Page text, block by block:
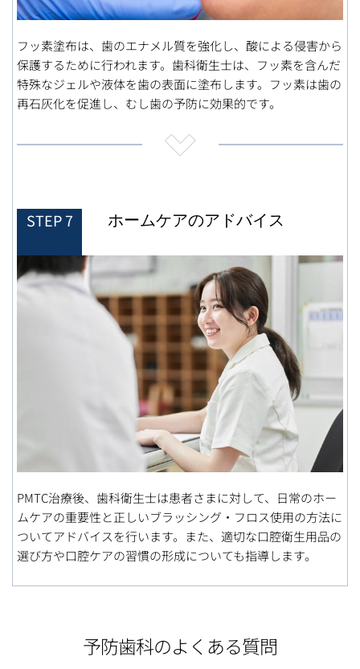
フッ素塗布は、歯のエナメル質を強化し、酸による侵害から
保護するために行われます。歯科衛生士は、フッ素を含んだ
特殊なジェルや液体を歯の表面に塗布します。フッ素は歯の
再石灰化を促進し、むし歯の予防に効果的です。
STEP 7 ホームケアのアドバイス
PMTC治療後、歯科衛生士は患者さまに対して、日常のホー
ムケアの重要性と正しいブラッシング・フロス使用の方法に
ついてアドバイスを行います。また、適切な口腔衛生用品の
選び方や口腔ケアの習慣の形成についても指導します。
予防歯科のよくある質問